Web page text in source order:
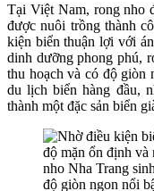
Tại Việt Nam, rong nho
được nuôi trồng thành
kiện biển thuận lợi với
dinh dưỡng phong phú,
thu hoạch và có độ giòn
du lịch biển hàng đầu,
thành một đặc sản biển